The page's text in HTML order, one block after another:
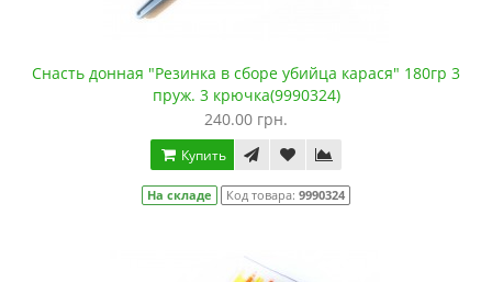
Снасть донная "Резинка в сборе убийца карася" 180гр 3
пруж. 3 крючка(9990324)
240.00 грн.
Купить
На складе Код товара: 9990324